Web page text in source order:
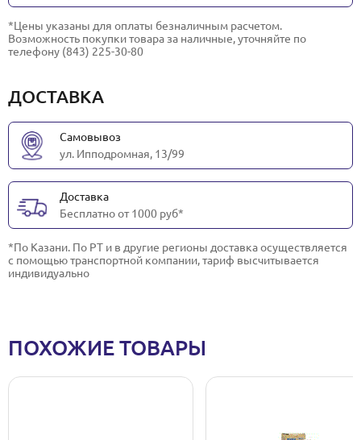
*Цены указаны для оплаты безналичным расчетом.
Возможность покупки товара за наличные, уточняйте по
телефону (843) 225-30-80
ДОСТАВКА
Самовывоз
ул. Ипподромная, 13/99
Доставка
Бесплатно от 1000 руб*
*По Казани. По РТ и в другие регионы доставка осуществляется
с помощью транспортной компании, тариф высчитывается
индивидуально
ПОХОЖИЕ ТОВАРЫ